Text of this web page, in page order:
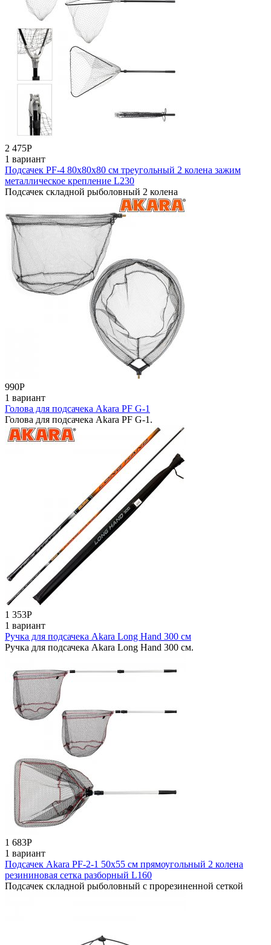
2 475Р
1 вариант
Подсачек PF-4 80x80x80 см треугольный 2 колена зажим
металлическое крепление L230
Подсачек складной рыболовный 2 колена
990Р
1 вариант
Голова для подсачека Akara PF G-1
Голова для подсачека Akara PF G-1.
1 353Р
1 вариант
Ручка для подсачека Akara Long Hand 300 см
Ручка для подсачека Akara Long Hand 300 см.
1 683Р
1 вариант
Подсачек Akara PF-2-1 50x55 см прямоугольный 2 колена
резининовая сетка разборный L160
Подсачек складной рыболовный с прорезиненной сеткой